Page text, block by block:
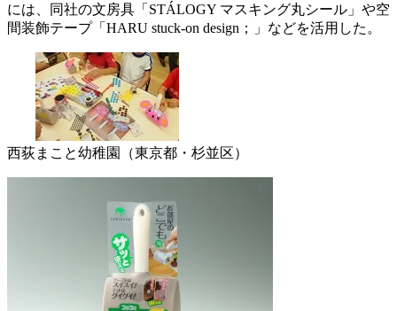
には、同社の文房具「STÁLOGY マスキング丸シール」や空
間装飾テープ「HARU stuck-on design；」などを活用した。
西荻まこと幼稚園（東京都・杉並区）